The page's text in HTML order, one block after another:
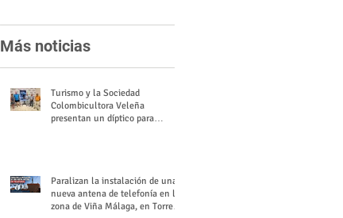
Más noticias
Turismo y la Sociedad
Colombicultora Veleña
presentan un díptico para
Paralizan la instalación de una
nueva antena de telefonía en la
zona de Viña Málaga, en Torre